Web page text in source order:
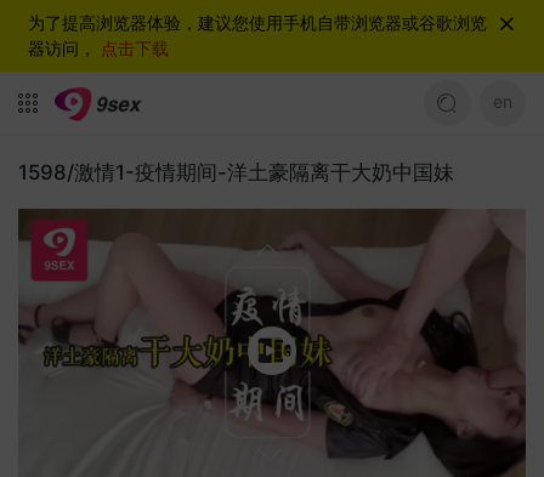
为了提高浏览器体验，建议您使用手机自带浏览器或谷歌浏览
器访问， 点击下载
en
1598/激情1-疫情期间-洋土豪隔离干大奶中国妹